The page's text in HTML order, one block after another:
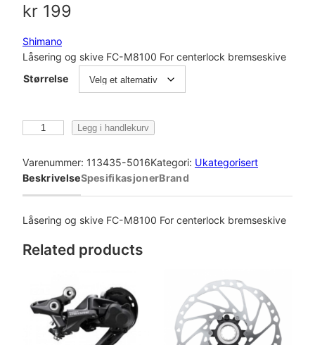
kr 199
Shimano
Låsering og skive FC-M8100 For centerlock bremseskive
Størrelse
i
m
o
å
Legg i handlekurv
Varenummer: 113435-5016Kategori: Ukategorisert
BeskrivelseSpesifikasjonerBrand
Låsering og skive FC-M8100 For centerlock bremseskive
Related products